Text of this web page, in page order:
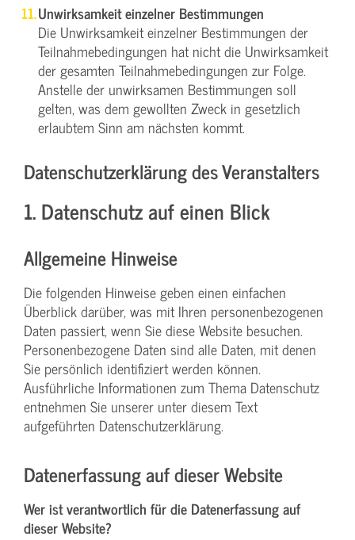
Unwirksamkeit einzelner Bestimmungen
Die Unwirksamkeit einzelner Bestimmungen der
Teilnahmebedingungen hat nicht die Unwirksamkeit
der gesamten Teilnahmebedingungen zur Folge.
Anstelle der unwirksamen Bestimmungen soll
gelten, was dem gewollten Zweck in gesetzlich
erlaubtem Sinn am nächsten kommt.
Datenschutzerklärung des Veranstalters
1. Datenschutz auf einen Blick
Allgemeine Hinweise
Die folgenden Hinweise geben einen einfachen
Überblick darüber, was mit Ihren personenbezogenen
Daten passiert, wenn Sie diese Website besuchen.
Personenbezogene Daten sind alle Daten, mit denen
Sie persönlich identifiziert werden können.
Ausführliche Informationen zum Thema Datenschutz
entnehmen Sie unserer unter diesem Text
aufgeführten Datenschutzerklärung.
Datenerfassung auf dieser Website
Wer ist verantwortlich für die Datenerfassung auf
dieser Website?